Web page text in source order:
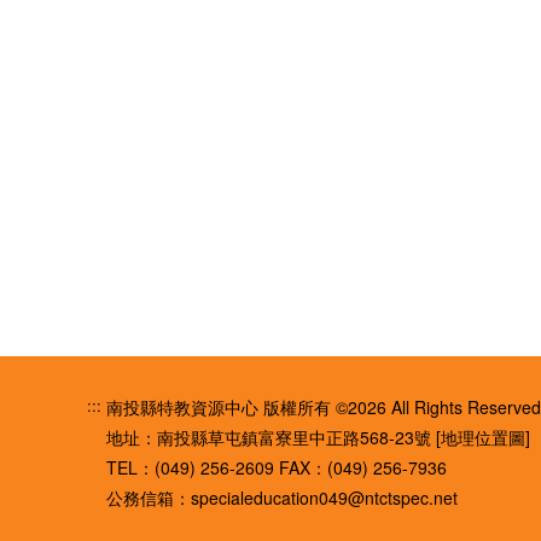
::: 南投縣特教資源中心 版權所有 ©2026 All Rights
地址：南投縣草屯鎮富寮里中正路568-23號 [地理位置圖]
TEL：(049) 256-2609 FAX：(049) 256-7936
公務信箱： specialeducation049@ntctspec.net